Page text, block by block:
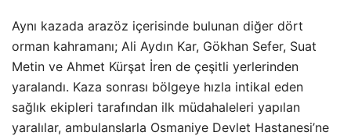
Aynı kazada arazöz içerisinde bulunan diğer dört
orman kahramanı; Ali Aydın Kar, Gökhan Sefer, Suat
Metin ve Ahmet Kürşat İren de çeşitli yerlerinden
yaralandı. Kaza sonrası bölgeye hızla intikal eden
sağlık ekipleri tarafından ilk müdahaleleri yapılan
yaralılar, ambulanslarla Osmaniye Devlet Hastanesi’ne